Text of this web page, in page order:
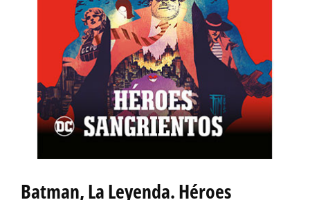
Batman, La Leyenda. Héroes